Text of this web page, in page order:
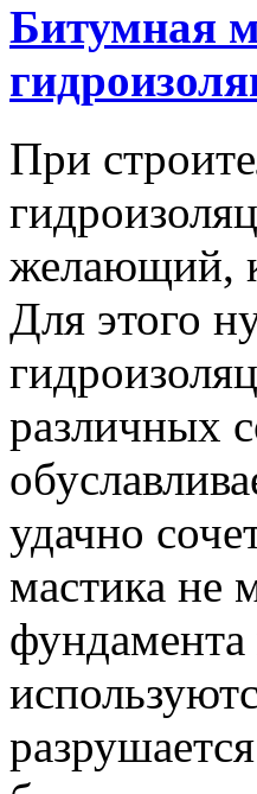
Битумная
При
желающий,
Для этого
различных
удачно
мастика не
фундамента